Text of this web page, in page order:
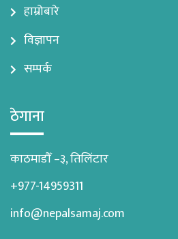
हाम्रोबारे
विज्ञापन
सम्पर्क
ठेगाना
काठमाडौँ –३, तिलिंटार
+977-14959311
info@nepalsamaj.com